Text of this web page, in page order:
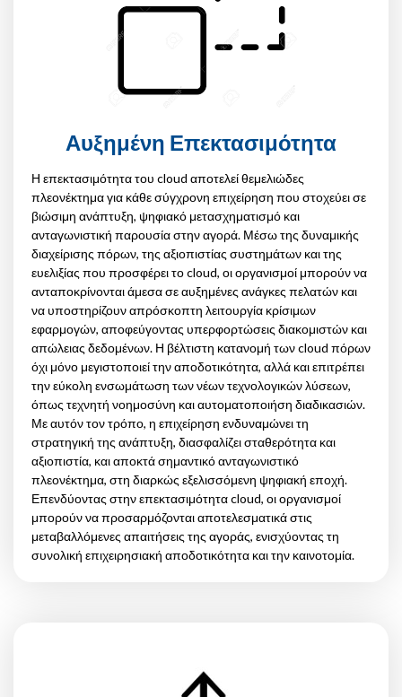
Αυξημένη Επεκτασιμότητα
Η επεκτασιμότητα του cloud αποτελεί θεμελιώδες
πλεονέκτημα για κάθε σύγχρονη επιχείρηση που στοχεύει σε
βιώσιμη ανάπτυξη, ψηφιακό μετασχηματισμό και
ανταγωνιστική παρουσία στην αγορά. Μέσω της δυναμικής
διαχείρισης πόρων, της αξιοπιστίας συστημάτων και της
ευελιξίας που προσφέρει το cloud, οι οργανισμοί μπορούν να
ανταποκρίνονται άμεσα σε αυξημένες ανάγκες πελατών και
να υποστηρίζουν απρόσκοπτη λειτουργία κρίσιμων
εφαρμογών, αποφεύγοντας υπερφορτώσεις διακομιστών και
απώλειας δεδομένων. Η βέλτιστη κατανομή των cloud πόρων
όχι μόνο μεγιστοποιεί την αποδοτικότητα, αλλά και επιτρέπει
την εύκολη ενσωμάτωση των νέων τεχνολογικών λύσεων,
όπως τεχνητή νοημοσύνη και αυτοματοποιήση διαδικασιών.
Με αυτόν τον τρόπο, η επιχείρηση ενδυναμώνει τη
στρατηγική της ανάπτυξη, διασφαλίζει σταθερότητα και
αξιοπιστία, και αποκτά σημαντικό ανταγωνιστικό
πλεονέκτημα, στη διαρκώς εξελισσόμενη ψηφιακή εποχή.
Επενδύοντας στην επεκτασιμότητα cloud, οι οργανισμοί
μπορούν να προσαρμόζονται αποτελεσματικά στις
μεταβαλλόμενες απαιτήσεις της αγοράς, ενισχύοντας τη
συνολική επιχειρησιακή αποδοτικότητα και την καινοτομία.